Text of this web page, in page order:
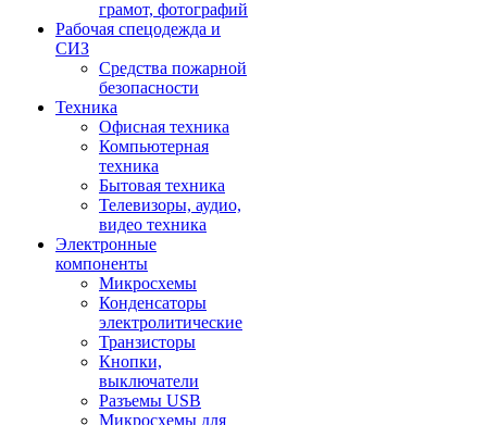
грамот, фотографий
Рабочая спецодежда и
СИЗ
Средства пожарной
безопасности
Техника
Офисная техника
Компьютерная
техника
Бытовая техника
Телевизоры, аудио,
видео техника
Электронные
компоненты
Микросхемы
Конденсаторы
электролитические
Транзисторы
Кнопки,
выключатели
Разъемы USB
Микросхемы для